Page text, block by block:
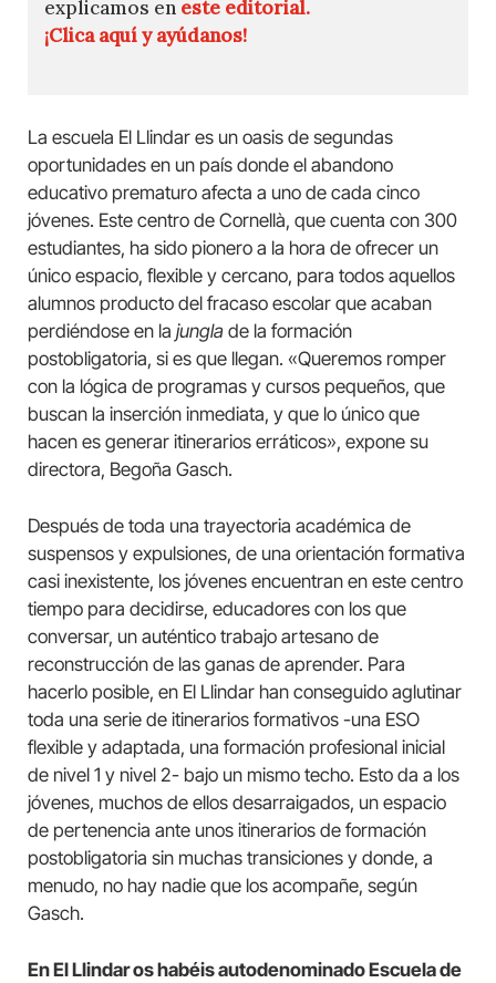
explicamos en este editorial.
¡Clica aquí y ayúdanos!
La escuela El Llindar es un oasis de segundas
oportunidades en un país donde el abandono
educativo prematuro afecta a uno de cada cinco
jóvenes. Este centro de Cornellà, que cuenta con 300
estudiantes, ha sido pionero a la hora de ofrecer un
único espacio, flexible y cercano, para todos aquellos
alumnos producto del fracaso escolar que acaban
perdiéndose en la jungla de la formación
postobligatoria, si es que llegan. «Queremos romper
con la lógica de programas y cursos pequeños, que
buscan la inserción inmediata, y que lo único que
hacen es generar itinerarios erráticos», expone su
directora, Begoña Gasch.
Después de toda una trayectoria académica de
suspensos y expulsiones, de una orientación formativa
casi inexistente, los jóvenes encuentran en este centro
tiempo para decidirse, educadores con los que
conversar, un auténtico trabajo artesano de
reconstrucción de las ganas de aprender. Para
hacerlo posible, en El Llindar han conseguido aglutinar
toda una serie de itinerarios formativos -una ESO
flexible y adaptada, una formación profesional inicial
de nivel 1 y nivel 2- bajo un mismo techo. Esto da a los
jóvenes, muchos de ellos desarraigados, un espacio
de pertenencia ante unos itinerarios de formación
postobligatoria sin muchas transiciones y donde, a
menudo, no hay nadie que los acompañe, según
Gasch.
En El Llindar os habéis autodenominado Escuela de